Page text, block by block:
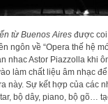
từ Buenos Airesđược coi
ngôn về “Opera thế hệ
nhac Astor Piazzolla khi
làm chất liệu âm nhạc
này. Sự kết hợp của các
bộ dây, piano, bộ gõ…